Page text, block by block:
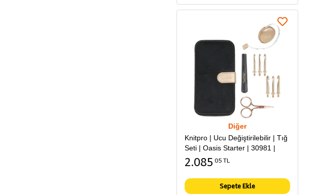
Diğer
Knitpro | Ucu Değiştirilebilir | Tığ
Seti | Oasis Starter | 30981 |
2.085 05 TL
Sepete Ekle